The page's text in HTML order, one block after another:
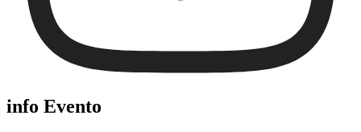
info Evento